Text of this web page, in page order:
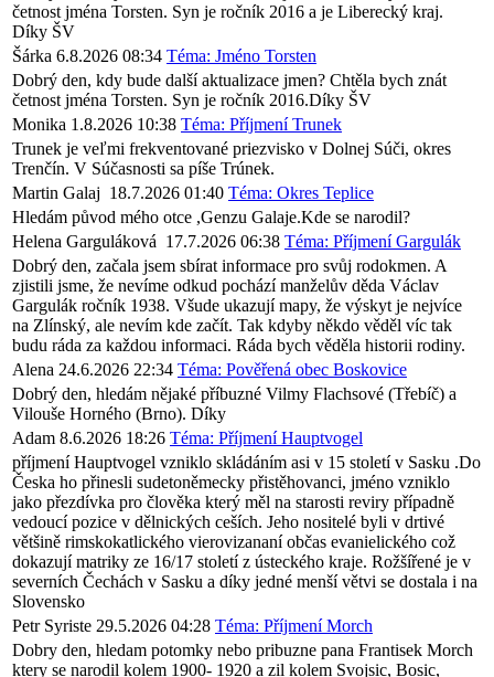
četnost jména Torsten. Syn je ročník 2016 a je Liberecký kraj.
Díky ŠV
Šárka 6.8.2026 08:34 Téma: Jméno Torsten
Dobrý den, kdy bude další aktualizace jmen? Chtěla bych znát
četnost jména Torsten. Syn je ročník 2016.Díky ŠV
Monika 1.8.2026 10:38 Téma: Příjmení Trunek
Trunek je veľmi frekventované priezvisko v Dolnej Súči, okres
Trenčín. V Súčasnosti sa píše Trúnek.
Martin Galaj 18.7.2026 01:40 Téma: Okres Teplice
Hledám původ mého otce ,Genzu Galaje.Kde se narodil?
Helena Garguláková 17.7.2026 06:38 Téma: Příjmení Gargulák
Dobrý den, začala jsem sbírat informace pro svůj rodokmen. A
zjistili jsme, že nevíme odkud pochází manželův děda Václav
Gargulák ročník 1938. Všude ukazují mapy, že výskyt je nejvíce
na Zlínský, ale nevím kde začít. Tak kdyby někdo věděl víc tak
budu ráda za každou informaci. Ráda bych věděla historii rodiny.
Alena 24.6.2026 22:34 Téma: Pověřená obec Boskovice
Dobrý den, hledám nějaké příbuzné Vilmy Flachsové (Třebíč) a
Vilouše Horného (Brno). Díky
Adam 8.6.2026 18:26 Téma: Příjmení Hauptvogel
příjmení Hauptvogel vzniklo skládáním asi v 15 století v Sasku .Do
Česka ho přinesli sudetoněmecky přistěhovanci, jméno vzniklo
jako přezdívka pro člověka který měl na starosti reviry případně
vedoucí pozice v dělnických ceších. Jeho nositelé byli v drtivé
většině rimskokatlického vierovizananí občas evanielického což
dokazují matriky ze 16/17 století z ústeckého kraje. Rožšířené je v
severních Čechách v Sasku a díky jedné menší větvi se dostala i na
Slovensko
Petr Syriste 29.5.2026 04:28 Téma: Příjmení Morch
Dobry den, hledam potomky nebo pribuzne pana Frantisek Morch
ktery se narodil kolem 1900- 1920 a zil kolem Svojsic, Bosic,